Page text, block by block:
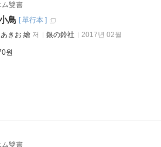
ム雙書
鳥 [單行本 ]
きお 繪 저 銀の鈴社 2017년 02월
원
ム雙書